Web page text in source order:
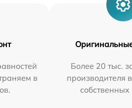
в
Более 20 тыс.
производителя
собственных